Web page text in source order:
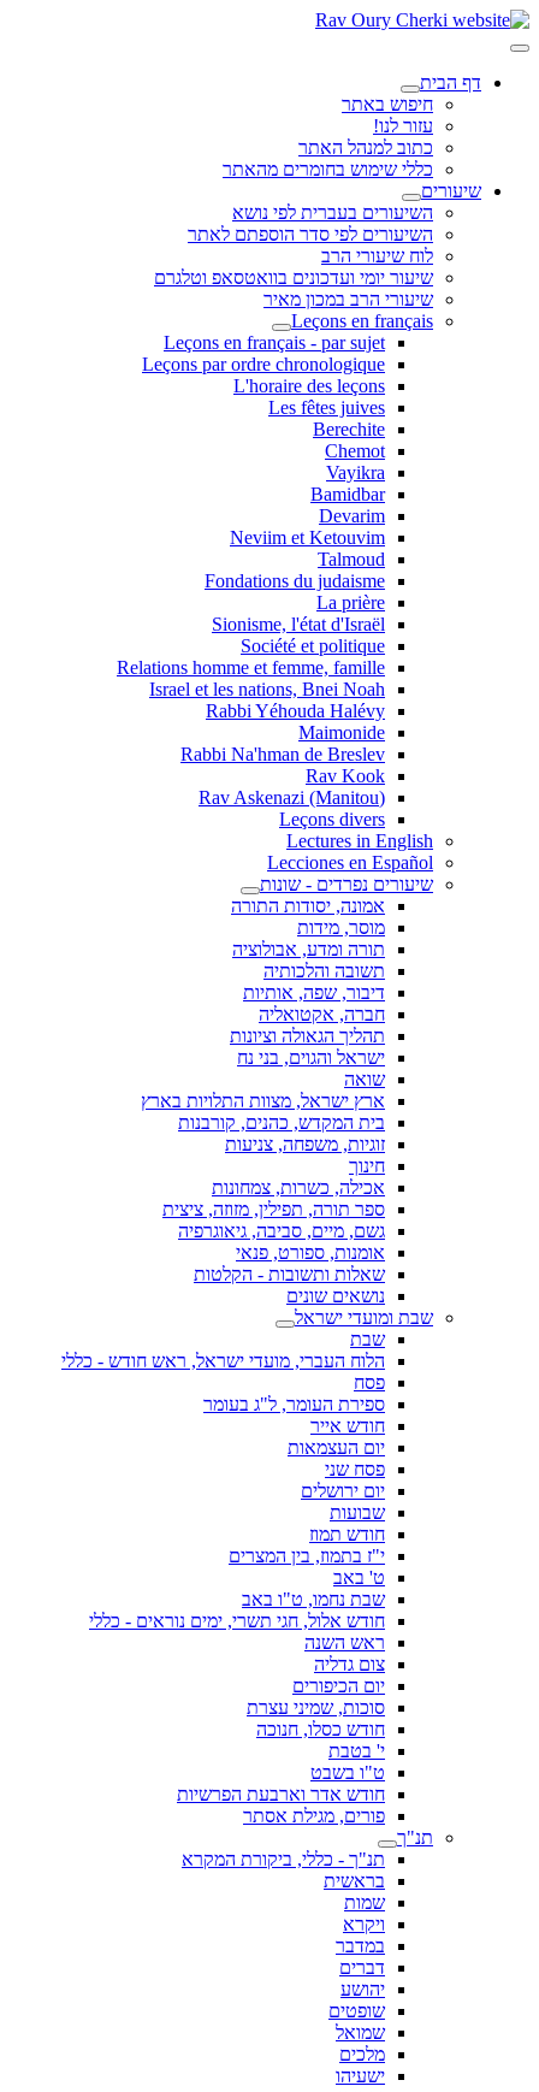
דף הבית
חיפוש באתר
עזור לנו!
כתוב למנהל האתר
כללי שימוש בחומרים מהאתר
שיעורים
השיעורים בעברית לפי נושא
השיעורים לפי סדר הוספתם לאתר
לוח שיעורי הרב
שיעור יומי ועדכונים בוואטסאפ וטלגרם
שיעורי הרב במכון מאיר
Leçons en français
Leçons en français - par sujet
Leçons par ordre chronologique
L'horaire des leçons
Les fêtes juives
Berechite
Chemot
Vayikra
Bamidbar
Devarim
Neviim et Ketouvim
Talmoud
Fondations du judaisme
La prière
Sionisme, l'état d'Israël
Société et politique
Relations homme et femme, famille
Israel et les nations, Bnei Noah
Rabbi Yéhouda Halévy
Maimonide
Rabbi Na'hman de Breslev
Rav Kook
(Rav Askenazi (Manitou
Leçons divers
Lectures in English
Lecciones en Español
שיעורים נפרדים - שונות
אמונה, יסודות התורה
מוסר, מידות
תורה ומדע, אבולוציה
תשובה והלכותיה
דיבור, שפה, אותיות
חברה, אקטואליה
תהליך הגאולה וציונות
ישראל והגוים, בני נח
שואה
ארץ ישראל, מצוות התלויות בארץ
בית המקדש, כהנים, קורבנות
זוגיות, משפחה, צניעות
חינוך
אכילה, כשרות, צמחונות
ספר תורה, תפילין, מזוזה, ציצית
גשם, מיים, סביבה, גיאוגרפיה
אומנות, ספורט, פנאי
שאלות ותשובות - הקלטות
נושאים שונים
שבת ומועדי ישראל
שבת
הלוח העברי, מועדי ישראל, ראש חודש - כללי
פסח
ספירת העומר, ל"ג בעומר
חודש אייר
יום העצמאות
פסח שני
יום ירושלים
שבועות
חודש תמוז
י"ז בתמוז, בין המצרים
ט' באב
שבת נחמו, ט"ו באב
חודש אלול, חגי תשרי, ימים נוראים - כללי
ראש השנה
צום גדליה
יום הכיפורים
סוכות, שמיני עצרת
חודש כסלו, חנוכה
י' בטבת
ט"ו בשבט
חודש אדר וארבעת הפרשיות
פורים, מגילת אסתר
תנ"ך
תנ"ך - כללי, ביקורת המקרא
בראשית
שמות
ויקרא
במדבר
דברים
יהושע
שופטים
שמואל
מלכים
ישעיהו